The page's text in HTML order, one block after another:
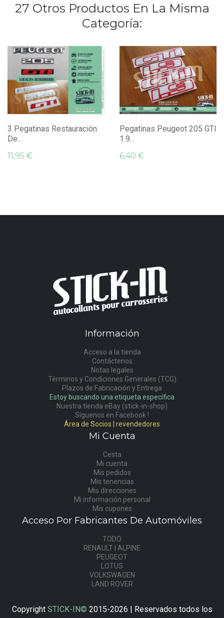
27 Otros Productos En La Misma
Categoría:
3 Pegatinas Restauración
De...
11,95 €
Pegatinas Peugeot 205 GTI
1.9...
6,40 €
Información
Acceso a la tienda
Contáctenos
Notas legales
Términos y Condiciones Generales (TCG)
Plazos de Fabricación y Entrega
Estoy buscando una etiqueta específica
Nuestra tienda eBay (stick-in-shop)
Síguenos en Facebook !
Área de Socios | revendedores
Mi Cuenta
Cesta
Mi cuenta
Mis pedidos
Mis tenencias
Mis direcciones
Mi información personal
Mis cupones
Acceso Por Fabricantes De Automóviles
TODO
RENAULT | ALPINE
PEUGEOT
LOTUS
VOLKSWAGEN
LAND ROVER
Copyright STICK-IN© 2015-2026 | Reservados todos los